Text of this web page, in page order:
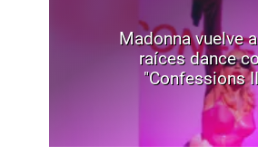
Madonna vuelve
raíces dance
"Confessions